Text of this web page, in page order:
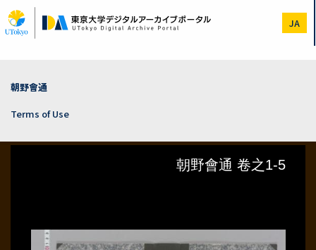
to
main
JA
朝野會通
Terms of Use